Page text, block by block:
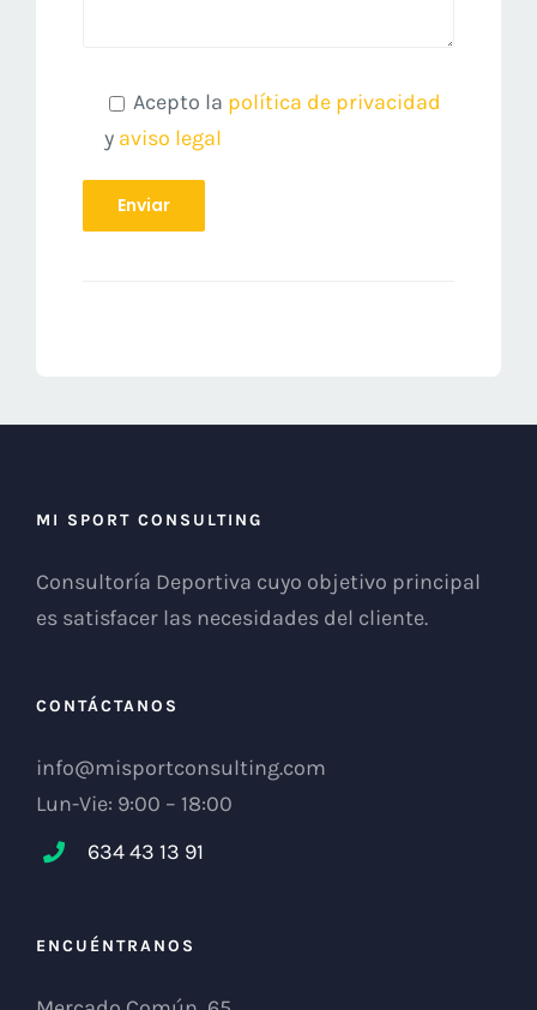
Acepto la política de privacidad
y aviso legal
MI SPORT CONSULTING
Consultoría Deportiva cuyo objetivo principal
es satisfacer las necesidades del cliente.
CONTÁCTANOS
info@misportconsulting.com
Lun-Vie: 9:00 – 18:00
634 43 13 91
ENCUÉNTRANOS